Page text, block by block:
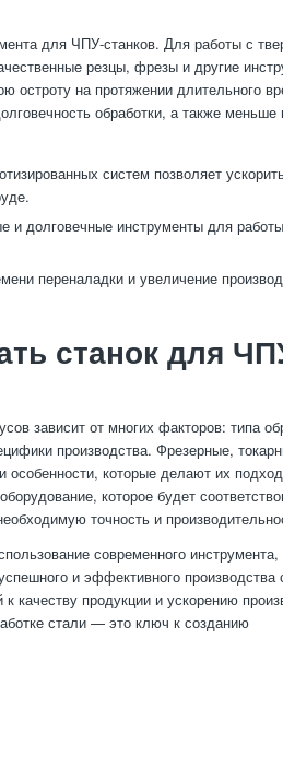
для ЧПУ-станков. Для работы с
резцы, фрезы и другие
остроту на протяжении длительного
обработки, а также
систем позволяет
и долговечные инструменты для
переналадки и увеличение
станок для
зависит от многих факторов: типа
производства. Фрезерные,
которые делают их
которое будет
точность и
современного инструмента,
и эффективного производства
качеству продукции и ускорению
стали — это ключ к созданию